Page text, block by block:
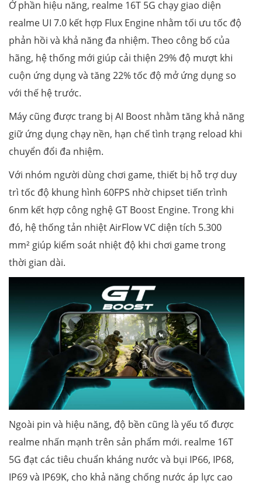
Ở phần hiệu năng, realme 16T 5G chạy giao diện
realme UI 7.0 kết hợp Flux Engine nhằm tối ưu tốc độ
phản hồi và khả năng đa nhiệm. Theo công bố của
hãng, hệ thống mới giúp cải thiện 29% độ mượt khi
cuộn ứng dụng và tăng 22% tốc độ mở ứng dụng so
với thế hệ trước.
Máy cũng được trang bị AI Boost nhằm tăng khả năng
giữ ứng dụng chạy nền, hạn chế tình trạng reload khi
chuyển đổi đa nhiệm.
Với nhóm người dùng chơi game, thiết bị hỗ trợ duy
trì tốc độ khung hình 60FPS nhờ chipset tiến trình
6nm kết hợp công nghệ GT Boost Engine. Trong khi
đó, hệ thống tản nhiệt AirFlow VC diện tích 5.300
mm² giúp kiểm soát nhiệt độ khi chơi game trong
thời gian dài.
Ngoài pin và hiệu năng, độ bền cũng là yếu tố được
realme nhấn mạnh trên sản phẩm mới. realme 16T
5G đạt các tiêu chuẩn kháng nước và bụi IP66, IP68,
IP69 và IP69K, cho khả năng chống nước áp lực cao